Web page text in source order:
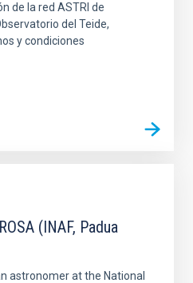
de la red ASTRI de
del Teide,
y condiciones
(INAF, Padua
astronomer at the National